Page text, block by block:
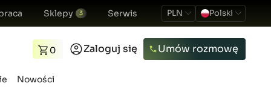
Sklepy 3 Serwis PLN Polski
0 Zaloguj się Umów rozmowę
Nowości